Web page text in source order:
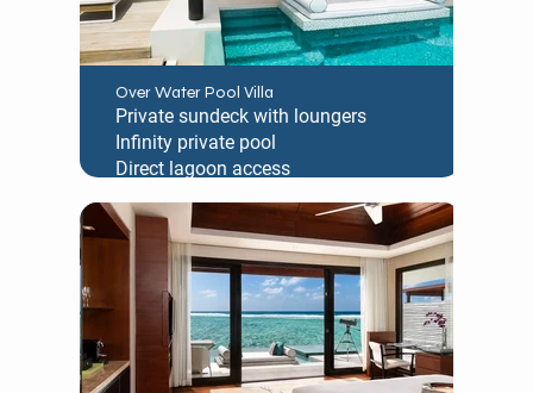
Over Water Pool Villa
Private sundeck with loungers
Infinity private pool
Direct lagoon access